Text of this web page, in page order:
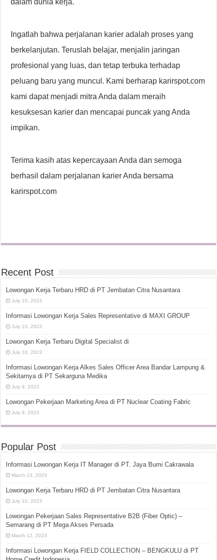
dalam dunia kerja.
Ingatlah bahwa perjalanan karier adalah proses yang
berkelanjutan. Teruslah belajar, menjalin jaringan
profesional yang luas, dan tetap terbuka terhadap
peluang baru yang muncul. Kami berharap karirspot.com
kami dapat menjadi mitra Anda dalam meraih
kesuksesan karier dan mencapai puncak yang Anda
impikan.
Terima kasih atas kepercayaan Anda dan semoga
berhasil dalam perjalanan karier Anda bersama
karirspot.com
Recent Post
Lowongan Kerja Terbaru HRD di PT Jembatan Citra Nusantara
July 10, 2023
Informasi Lowongan Kerja Sales Representative di MAXI GROUP
July 10, 2023
Lowongan Kerja Terbaru Digital Specialist di
July 10, 2023
Informasi Lowongan Kerja Alkes Sales Officer Area Bandar Lampung &
Sekitarnya di PT Sekarguna Medika
July 9, 2023
Lowongan Pekerjaan Marketing Area di PT Nuclear Coating Fabric
July 9, 2023
Popular Post
Informasi Lowongan Kerja IT Manager di PT. Jaya Bumi Cakrawala
March 13, 2023
Lowongan Kerja Terbaru HRD di PT Jembatan Citra Nusantara
July 10, 2023
Lowongan Pekerjaan Sales Representative B2B (Fiber Optic) –
Semarang di PT Mega Akses Persada
March 12, 2023
Informasi Lowongan Kerja FIELD COLLECTION – BENGKULU di PT